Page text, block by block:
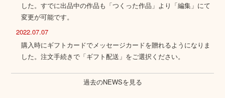
した。すでに出品中の作品も「つくった作品」より「編集」にて
変更が可能です。
2022.07.07
購入時にギフトカードでメッセージカードを贈れるようになりま
した。注文手続きで「ギフト配送」をご選択ください。
過去のNEWSを見る